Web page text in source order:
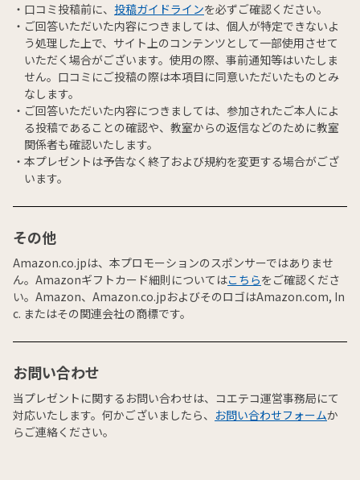
口コミ投稿前に、 投稿ガイドラインを必ずご確認ください。
ご回答いただいた内容につきましては、個人が特定できないよ
う処理した上で、サイト上のコンテンツとして一部使用させて
いただく場合がございます。使用の際、事前通知等はいたしま
せん。口コミにご投稿の際は本項目に同意いただいたものとみ
なします。
ご回答いただいた内容につきましては、参加されたご本人によ
る投稿であることの確認や、教室からの返信などのために教室
関係者も確認いたします。
本プレゼントは予告なく終了および規約を変更する場合がござ
います。
その他
Amazon.co.jpは、本プロモーションのスポンサーではありませ
ん。Amazonギフトカード細則についてはこちらをご確認くださ
い。Amazon、Amazon.co.jpおよびそのロゴはAmazon.com, In
c. またはその関連会社の商標です。
お問い合わせ
当プレゼントに関するお問い合わせは、コエテコ運営事務局にて
対応いたします。何かございましたら、 お問い合わせフォームか
らご連絡ください。